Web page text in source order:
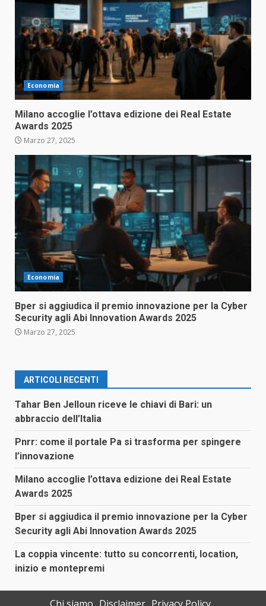
Economia
Milano accoglie l’ottava edizione dei Real Estate
Awards 2025
Marzo 27, 2025
Economia
Bper si aggiudica il premio innovazione per la Cyber
Security agli Abi Innovation Awards 2025
Marzo 27, 2025
ARTICOLI RECENTI
Tahar Ben Jelloun riceve le chiavi di Bari: un
abbraccio dell’Italia
Pnrr: come il portale Pa si trasforma per spingere
l’innovazione
Milano accoglie l’ottava edizione dei Real Estate
Awards 2025
Bper si aggiudica il premio innovazione per la Cyber
Security agli Abi Innovation Awards 2025
La coppia vincente: tutto su concorrenti, location,
inizio e montepremi